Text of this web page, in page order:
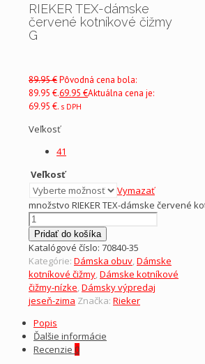
RIEKER TEX-dámske
červené kotníkové čižmy
G
89.95€Pôvodná cena bola:
89.95 €.69.95 €Aktuálna cena je:
69.95 €. s DPH
Veľkosť
41
Veľkosť
Vymazať
množstvo RIEKER TEX-dámske červené
Pridať do košíka
Katalógové číslo: 70840-35
Kategórie: Dámska obuv,Dámske
kotníkové čižmy,Dámske kotníkové
čižmy-nízke,Dámsky výpredaj
jeseň-zima Značka: Rieker
Popis
Ďalšie informácie
Recenzie 0